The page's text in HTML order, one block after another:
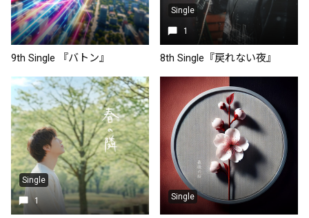
9th Single 『バトン』
Single
1
8th Single『戻れない夜』
Single
1 Single